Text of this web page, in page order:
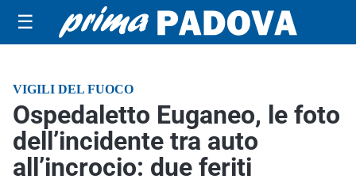
☰
VIGILI DEL FUOCO
Ospedaletto Euganeo, le foto
dell’incidente tra auto
all’incrocio: due feriti